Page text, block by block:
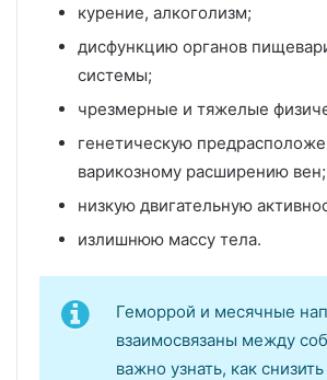
курение, алкоголизм;
дисфункцию органов
системы;
чрезмерные и тяжелые
генетическую
варикозному расширению вен;
низкую двигательную
излишнюю массу тела.
Геморрой и месячные
взаимосвязаны между
важно узнать, как